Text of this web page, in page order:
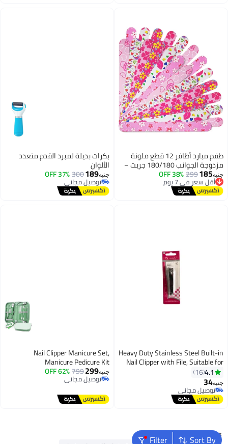
طقم مبارد أظافر 12 قطع ملونة
مزدوجة الجوانب 180/180 جريت –
مبرد أظافر احترافي لتشكيل وتنعيم
وتلميع الأظافر الطبيعية والصناعية
– أداة مانيكير وباديكير عالية الجودة
جنيه185
299
38% OFFأقل سعر في 7 يوم
توصيل مجاني
أقل سعر في 7 يوم
بكرات بديلة لمبرد القدم متعدد
الألوان
جنيه189
300
37% OFF
توصيل مجاني
توصيل مجاني
Heavy Duty Stainless Steel Built-in
Nail Clipper with File, Suitable for
Trimming Thick Fingernails and
Toenails for Men and Women
4.1
16
جنيه34
توصيل مجاني
توصيل مجاني
Nail Clipper Manicure Set,
Manicure Pedicure Kit
Professional, Travel Manicure Set
for Women Men, Manicure &
Care Tool with Green Leather
Travel Bag, Set 12 in 1
جنيه299
799
62% OFFتوصيل مجاني
بتخلّص بسرعة
توصيل مجاني
Sort By
FilterPopular Searches